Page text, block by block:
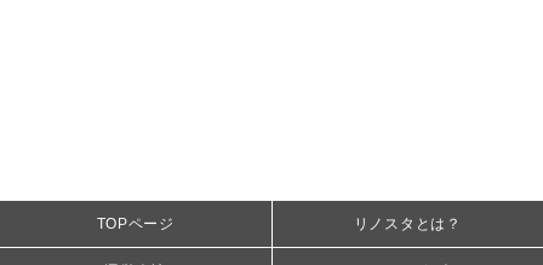
TOPページ リノスタとは？